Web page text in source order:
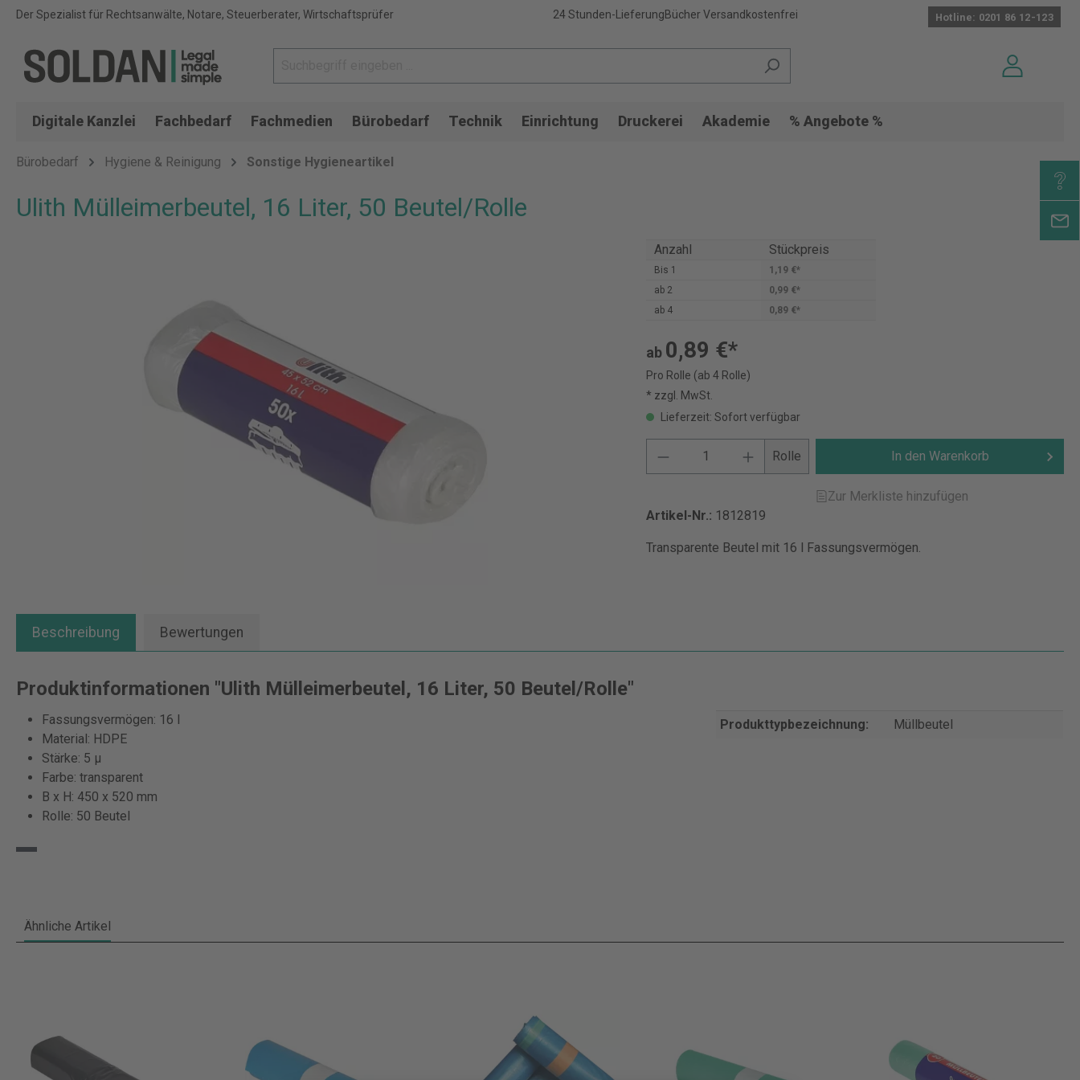
Der Spezialist für Rechtsanwälte, Notare, Steuerberater, Wirtschaftsprüfer 24 Stunden-LieferungBücher Versandkostenfrei Hotline: 0201 86 12-123
Digitale Kanzlei Fachbedarf Fachmedien Bürobedarf Technik Einrichtung Druckerei Akademie % Angebote %
Bürobedarf Hygiene & Reinigung Sonstige Hygieneartikel
Ulith Mülleimerbeutel, 16 Liter, 50 Beutel/Rolle
Anzahl Stückpreis
Bis 1
1,19 €*
ab 2
0,99 €*
ab 4 0,89 €*
ab 0,89 €*
Pro Rolle (ab 4 Rolle)
* zzgl. MwSt.
Lieferzeit: Sofort verfügbar
Rolle In den Warenkorb
Zur Merkliste hinzufügen
Artikel-Nr.: 1812819
Transparente Beutel mit 16 l Fassungsvermögen.
Beschreibung Bewertungen
Produktinformationen "Ulith Mülleimerbeutel, 16 Liter, 50 Beutel/Rolle"
Fassungsvermögen: 16 l
Material: HDPE
Stärke: 5 µ
Farbe: transparent
B x H: 450 x 520 mm
Rolle: 50 Beutel
Produkttypbezeichnung: Müllbeutel
Ähnliche Artikel